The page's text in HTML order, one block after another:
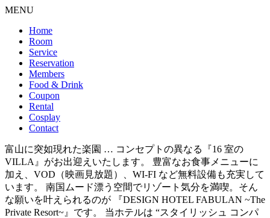
MENU
Home
Room
Service
Reservation
Members
Food & Drink
Coupon
Rental
Cosplay
Contact
富山に突如現れた楽園 … コンセプトの異なる『16 室の
VILLA』がお出迎えいたします。 豊富なお食事メニューに
加え、VOD（映画見放題）、WI-FI など無料設備も充実して
います。 南国ムード漂う空間でリゾート気分を満喫。そん
な願いを叶えられるのが 『DESIGN HOTEL FABULAN ~The
Private Resort~』です。 当ホテルは “スタイリッシュ コンパ